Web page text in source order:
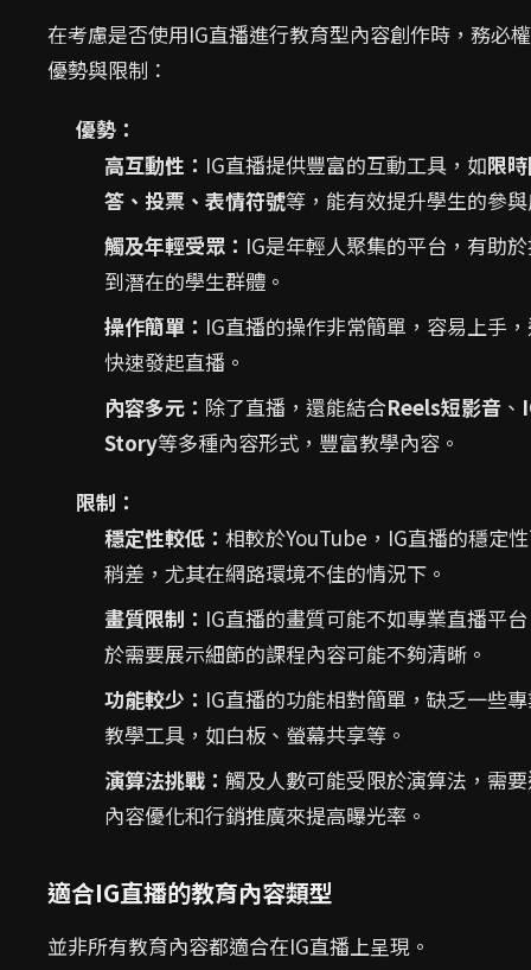
在考慮是否使用IG直播進行教育型內容創作時，務必
優勢與限制：
優勢：
高互動性： IG直播提供豐富的互動工具，如限
答、投票、表情符號等，能有效提升學生的參
觸及年輕受眾： IG是年輕人聚集的平台，有助
到潛在的學生群體。
操作簡單： IG直播的操作非常簡單，容易上手
快速發起直播。
內容多元： 除了直播，還能結合Reels短影音 、
Story等多種內容形式，豐富教學內容。
限制：
穩定性較低： 相較於YouTube，IG直播的穩定
稍差，尤其在網路環境不佳的情況下。
畫質限制： IG直播的畫質可能不如專業直播平
於需要展示細節的課程內容可能不夠清晰。
功能較少： IG直播的功能相對簡單，缺乏一些
教學工具，如白板、螢幕共享等。
演算法挑戰： 觸及人數可能受限於演算法，需
內容優化和行銷推廣來提高曝光率。
適合IG直播的教育內容類型
並非所有教育內容都適合在IG直播上呈現。